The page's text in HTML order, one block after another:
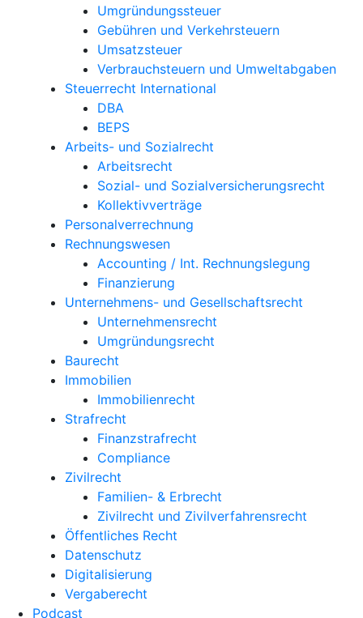
Umgründungssteuer
Gebühren und Verkehrsteuern
Umsatzsteuer
Verbrauchsteuern und Umweltabgaben
Steuerrecht International
DBA
BEPS
Arbeits- und Sozialrecht
Arbeitsrecht
Sozial- und Sozialversicherungsrecht
Kollektivverträge
Personalverrechnung
Rechnungswesen
Accounting / Int. Rechnungslegung
Finanzierung
Unternehmens- und Gesellschaftsrecht
Unternehmensrecht
Umgründungsrecht
Baurecht
Immobilien
Immobilienrecht
Strafrecht
Finanzstrafrecht
Compliance
Zivilrecht
Familien- & Erbrecht
Zivilrecht und Zivilverfahrensrecht
Öffentliches Recht
Datenschutz
Digitalisierung
Vergaberecht
Podcast